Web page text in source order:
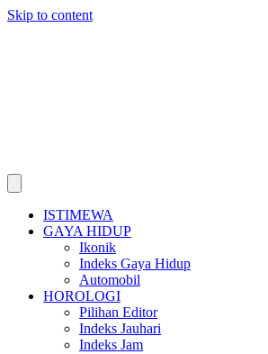
Skip to content
ISTIMEWA
GAYA HIDUP
Ikonik
Indeks Gaya Hidup
Automobil
HOROLOGI
Pilihan Editor
Indeks Jauhari
Indeks Jam